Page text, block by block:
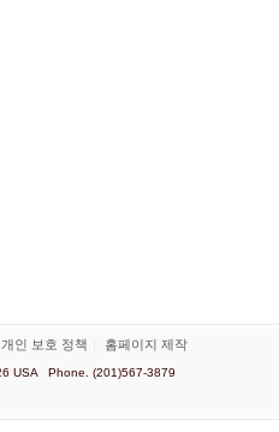
개인 보호 정책 홈페이지 제작
USA Phone. (201)567-3879